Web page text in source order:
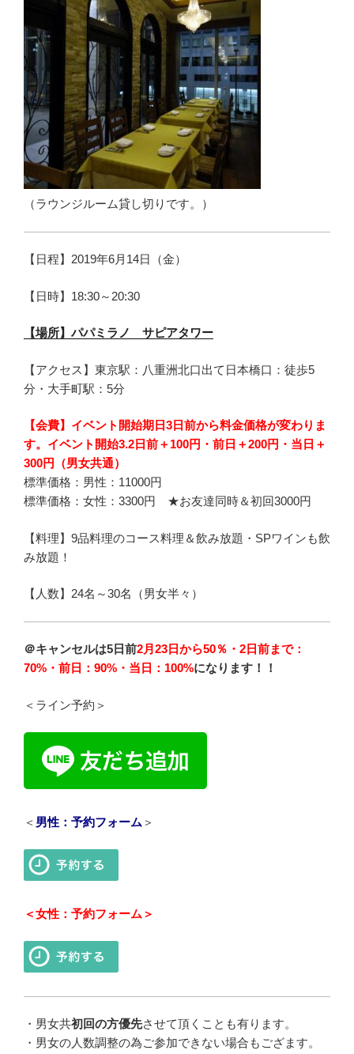
（ラウンジルーム貸し切りです。）
【日程】2019年6月14日（金）
【日時】18:30～20:30
【場所】パパミラノ サピアタワー
【アクセス】東京駅：八重洲北口出て日本橋口：徒歩5
分・大手町駅：5分
【会費】 イベント開始期日3日前から料金価格が変わりま
す。イベント開始3.2日前＋100円 ・前日＋200円 ・当日＋
300円（男女共通）
標準価格：男性： 11000円
標準価格：女性：3300円 ★お友達同時＆初回3000円
【料理】9品料理のコース料理＆飲み放題・SPワインも飲
み放題！
【人数】24名～30名（男女半々）
＠キャンセルは5日前2月23日から50％・2日前まで：
70%・前日：90%・当日：100%になります！！
＜ライン予約＞
＜ 男性：予約フォーム ＞
＜女性：予約フォーム＞
・ 男女共初回の方優先させて頂くことも有ります。
・ 男女の人数調整の為ご参加できない場合もござます。